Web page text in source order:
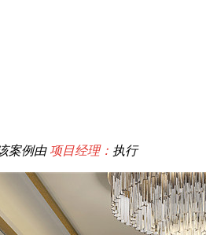
案例由 项目经理： 执行